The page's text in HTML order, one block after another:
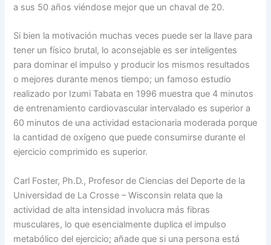
a sus 50 años viéndose mejor que un chaval de 20.
Si bien la motivación muchas veces puede ser la llave para
tener un físico brutal, lo aconsejable es ser inteligentes
para dominar el impulso y producir los mismos resultados
o mejores durante menos tiempo; un famoso estudio
realizado por Izumi Tabata en 1996 muestra que 4 minutos
de entrenamiento cardiovascular intervalado es superior a
60 minutos de una actividad estacionaria moderada porque
la cantidad de oxígeno que puede consumirse durante el
ejercicio comprimido es superior.
Carl Foster, Ph.D., Profesor de Ciencias del Deporte de la
Universidad de La Crosse – Wisconsin relata que la
actividad de alta intensidad involucra más fibras
musculares, lo que esencialmente duplica el impulso
metabólico del ejercicio; añade que si una persona está